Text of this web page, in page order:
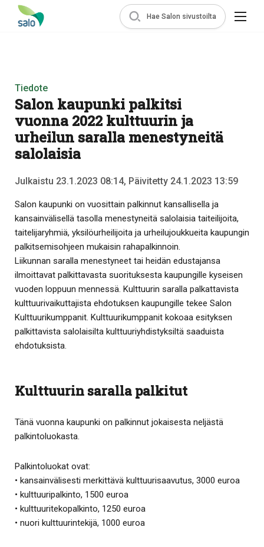
Hae Salon sivustoilta
Tiedote
Salon kaupunki palkitsi
vuonna 2022 kulttuurin ja
urheilun saralla menestyneitä
salolaisia
Julkaistu 23.1.2023 08:14, Päivitetty 24.1.2023 13:59
Salon kaupunki on vuosittain palkinnut kansallisella ja
kansainvälisellä tasolla menestyneitä salolaisia taiteilijoita,
taitelijaryhmiä, yksilöurheilijoita ja urheilujoukkueita kaupungin
palkitsemisohjeen mukaisin rahapalkinnoin.
Liikunnan saralla menestyneet tai heidän edustajansa
ilmoittavat palkittavasta suorituksesta kaupungille kyseisen
vuoden loppuun mennessä. Kulttuurin saralla palkattavista
kulttuurivaikuttajista ehdotuksen kaupungille tekee Salon
Kulttuurikumppanit. Kulttuurikumppanit kokoaa esityksen
palkittavista salolaisilta kulttuuriyhdistyksiltä saaduista
ehdotuksista.
Kulttuurin saralla palkitut
Tänä vuonna kaupunki on palkinnut jokaisesta neljästä
palkintoluokasta.
Palkintoluokat ovat:
• kansainvälisesti merkittävä kulttuurisaavutus, 3000 euroa
• kulttuuripalkinto, 1500 euroa
• kulttuuritekopalkinto, 1250 euroa
• nuori kulttuurintekijä, 1000 euroa